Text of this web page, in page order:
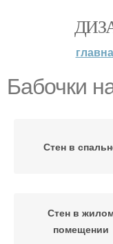
Бабочки
Стен в
Стен в
помещении